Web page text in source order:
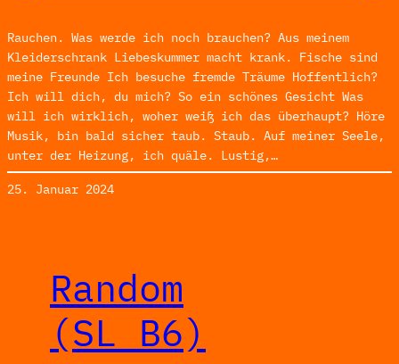
Rauchen. Was werde ich noch brauchen? Aus meinem
Kleiderschrank Liebeskummer macht krank. Fische sind
meine Freunde Ich besuche fremde Träume Hoffentlich?
Ich will dich, du mich? So ein schönes Gesicht Was
will ich wirklich, woher weiß ich das überhaupt? Höre
Musik, bin bald sicher taub. Staub. Auf meiner Seele,
unter der Heizung, ich quäle. Lustig,…
25. Januar 2024
Random
(SL_B6)